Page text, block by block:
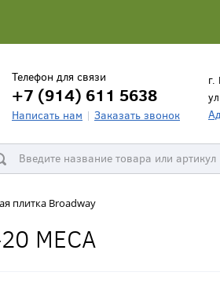
Телефон для связи
+7 (914) 611 5638
Написать нам Заказать звонок
г.
плитка Broadway
МЕСА